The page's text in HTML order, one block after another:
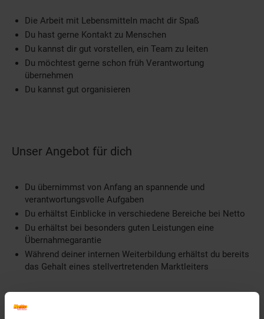
Die Arbeit mit Lebensmitteln macht dir Spaß
Du hast gerne Kontakt zu Menschen
Du kannst dir gut vorstellen, ein Team zu leiten
Du möchtest gerne schon früh Verantwortung
übernehmen
Du kannst gut organisieren
Unser Angebot für dich
Du übernimmst von Anfang an spannende und
verantwortungsvolle Aufgaben
Du erhältst Einblicke in verschiedene Bereiche bei Netto
Du erhältst bei besonders guten Leistungen eine
Übernahmegarantie
Während deiner internen Weiterbildung erhältst du bereits
das Gehalt eines stellvertretenden Marktleiters